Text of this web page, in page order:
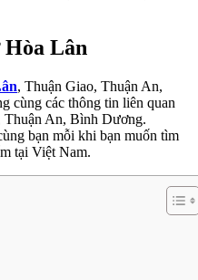
Lân
, Thuận Giao, Thuận An,
cùng các thông tin liên quan
An, Bình Dương.
bạn mỗi khi bạn muốn tìm
tại Việt Nam.